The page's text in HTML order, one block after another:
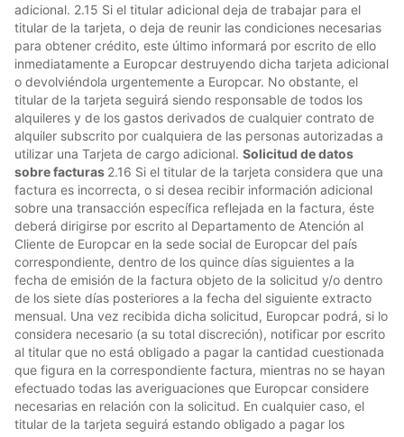
adicional. 2.15 Si el titular adicional deja de trabajar para el
titular de la tarjeta, o deja de reunir las condiciones necesarias
para obtener crédito, este último informará por escrito de ello
inmediatamente a Europcar destruyendo dicha tarjeta adicional
o devolviéndola urgentemente a Europcar. No obstante, el
titular de la tarjeta seguirá siendo responsable de todos los
alquileres y de los gastos derivados de cualquier contrato de
alquiler subscrito por cualquiera de las personas autorizadas a
utilizar una Tarjeta de cargo adicional. Solicitud de datos
sobre facturas 2.16 Si el titular de la tarjeta considera que una
factura es incorrecta, o si desea recibir información adicional
sobre una transacción específica reflejada en la factura, éste
deberá dirigirse por escrito al Departamento de Atención al
Cliente de Europcar en la sede social de Europcar del país
correspondiente, dentro de los quince días siguientes a la
fecha de emisión de la factura objeto de la solicitud y/o dentro
de los siete días posteriores a la fecha del siguiente extracto
mensual. Una vez recibida dicha solicitud, Europcar podrá, si lo
considera necesario (a su total discreción), notificar por escrito
al titular que no está obligado a pagar la cantidad cuestionada
que figura en la correspondiente factura, mientras no se hayan
efectuado todas las averiguaciones que Europcar considere
necesarias en relación con la solicitud. En cualquier caso, el
titular de la tarjeta seguirá estando obligado a pagar los